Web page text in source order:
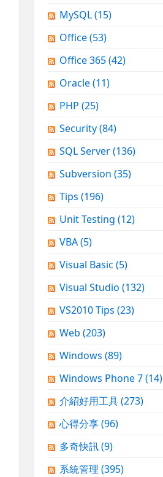
MySQL(15)
Office(53)
Office 365(42)
Oracle(11)
PHP (25)
Security(84)
SQL Server(136)
Subversion (35)
Tips (196)
Unit Testing (12)
VBA(5)
Visual Basic (5)
Visual Studio (132)
VS2010 Tips (23)
Web (203)
Windows (89)
Windows Phone 7(14)
介紹好用工具(273)
心得分享(96)
多奇快訊(9)
系統管理 (395)